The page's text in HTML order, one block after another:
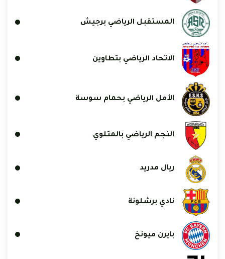
المستقبل الرياضي برجيش
الاتحاد الرياضي بتطاوين
الأمل الرياضي بحمام سوسة
النجم الرياضي بالمتلوي
ريال مدريد
نادي برشلونة
بايرن ميونخ